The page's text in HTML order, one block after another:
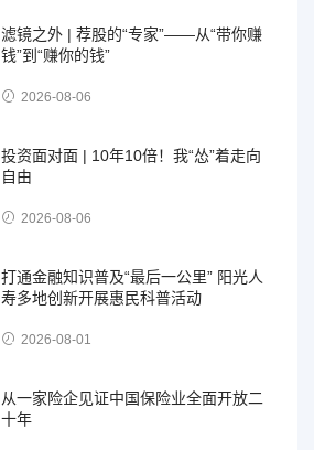
滤镜之外 | 荐股的“专家”——从“带你赚
钱”到“赚你的钱”
2026-08-06
投资面对面 | 10年10倍！我“怂”着走向
自由
2026-08-06
打通金融知识普及“最后一公里” 阳光人
寿多地创新开展惠民科普活动
2026-08-01
从一家险企见证中国保险业全面开放二
十年